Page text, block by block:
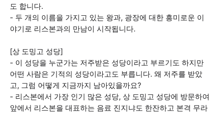
도 합니다.
- 두 개의 이름을 가지고 있는 왕과, 광장에 대한 흥미로운 이
야기로 리스본과의 만남이 시작됩니다.
[상 도밍고 성당]
- 이 성당을 누군가는 저주받은 성당이라고 부르기도 하지만
어떤 사람은 기적의 성당이라고도 부릅니다. 왜 저주를 받았
고, 그럼 어떻게 지금까지 남아있을까요?
- 리스본에서 가장 인기 많은 성당, 상 도밍고 성당에 방문하여
앞에서 리스본을 대표하는 음료 진지냐도 한잔하고 본격 무라